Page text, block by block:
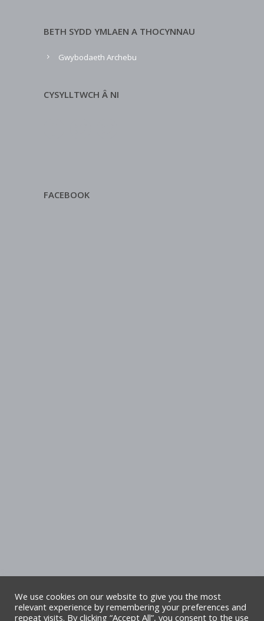
BETH SYDD YMLAEN A THOCYNNAU
Gwybodaeth Archebu
CYSYLLTWCH Â NI
FACEBOOK
We use cookies on our website to give you the most
relevant experience by remembering your preferences and
repeat visits. By clicking “Accept All”, you consent to the use